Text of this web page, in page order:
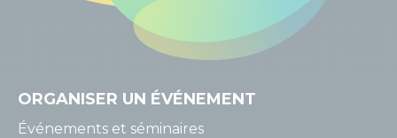
ORGANISER UN ÉVÉNEMENT
Événements et séminaires